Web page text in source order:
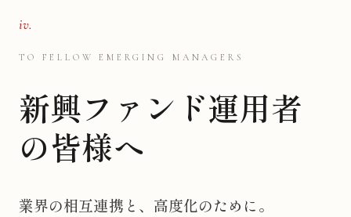
iv.
TO FELLOW EMERGING MANAGERS
新興ファンド運用者
の皆様へ
業界の相互連携と、高度化のために。